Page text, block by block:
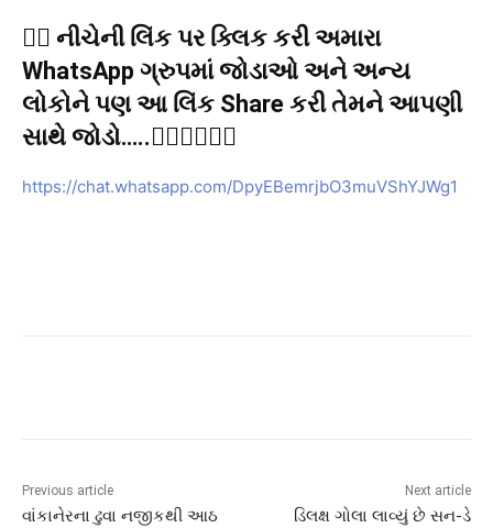
👉🏻 નીચેની લિંક પર ક્લિક કરી અમારા
WhatsApp ગ્રુપમાં જોડાઓ અને અન્ય
લોકોને પણ આ લિંક Share કરી તેમને આપણી
સાથે જોડો…..👇🏻👇🏻👇🏻
https://chat.whatsapp.com/DpyEBemrjbO3muVShYJWg1
Previous article
વાંકાનેરના ઢુવા નજીકથી આઠ
Next article
ડિલક્ષ ગોલા લાવ્યું છે સન-ડે